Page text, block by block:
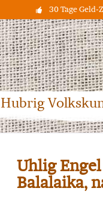
30 Tage
Hubrig
Uhlig
Balalaika,